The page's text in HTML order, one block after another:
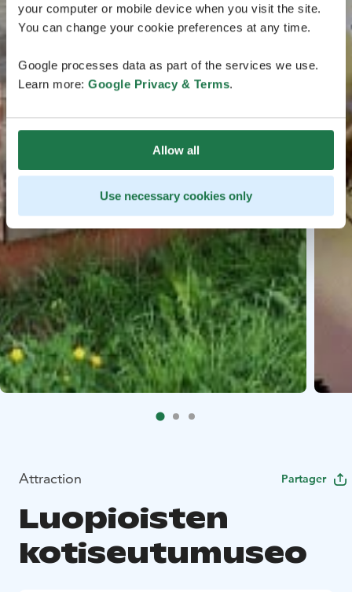
your computer or mobile device when you visit the site.
You can change your cookie preferences at any time.
Google processes data as part of the services we use.
Learn more: Google Privacy & Terms.
Allow all
Use necessary cookies only
Attraction Partager
Luopioisten
kotiseutumuseo